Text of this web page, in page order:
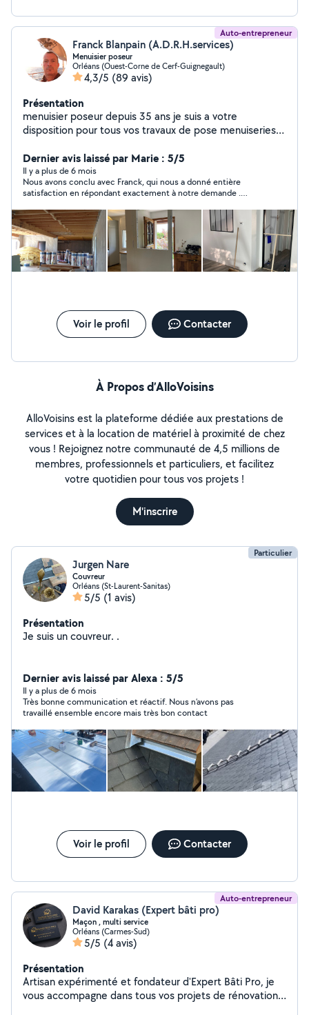
Auto-entrepreneur
Franck Blanpain (A.D.R.H.services)
Menuisier poseur
Orléans (Ouest-Corne de Cerf-Guignegault)
4,3/5 (89 avis)
Présentation
menuisier poseur depuis 35 ans je suis a votre
disposition pour tous vos travaux de pose menuiseries
,portes , montage de meubles , pose cuisine , parquet
etc je peut aussi faire la fourniture sur certain produit
comme la création sur mesure de verrière type atelier
avec ou sans ouvrant, le parquet ,et toute la menuiserie
portes, fenêtres,volets ,Velux . produit français garantie
constructeur Déplacement pour devis gratuit
Dernier avis laissé par Marie : 5/5
Il y a plus de 6 mois
Nous avons conclu avec Franck, qui nous a donné entière
satisfaction en répondant exactement à notre demande .
recommande
Voir le profil Contacter
À Propos d’AlloVoisins
AlloVoisins est la plateforme dédiée aux prestations de
services et à la location de matériel à proximité de chez
vous ! Rejoignez notre communauté de 4,5 millions de
membres, professionnels et particuliers, et facilitez
votre quotidien pour tous vos projets !
M'inscrire
Particulier
Jurgen Nare
Couvreur
Orléans (St-Laurent-Sanitas)
5/5 (1 avis)
Présentation
Je suis un couvreur. .
Dernier avis laissé par Alexa : 5/5
Il y a plus de 6 mois
Très bonne communication et réactif. Nous n’avons pas
travaillé ensemble encore mais très bon contact
Voir le profil Contacter
Auto-entrepreneur
David Karakas (Expert bâti pro)
Maçon , multi service
Orléans (Carmes-Sud)
5/5 (4 avis)
Présentation
Artisan expérimenté et fondateur d'Expert Bâti Pro, je
vous accompagne dans tous vos projets de rénovation